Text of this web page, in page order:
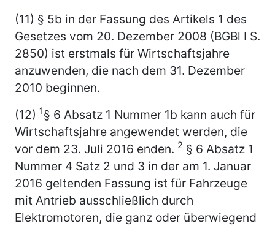
(11) § 5b in der Fassung des Artikels 1 des
Gesetzes vom 20. Dezember 2008 (BGBl I S.
2850) ist erstmals für Wirtschaftsjahre
anzuwenden, die nach dem 31. Dezember
2010 beginnen.
(12) 1§ 6 Absatz 1 Nummer 1b kann auch für
Wirtschaftsjahre angewendet werden, die
vor dem 23. Juli 2016 enden. 2 § 6 Absatz 1
Nummer 4 Satz 2 und 3 in der am 1. Januar
2016 geltenden Fassung ist für Fahrzeuge
mit Antrieb ausschließlich durch
Elektromotoren, die ganz oder überwiegend